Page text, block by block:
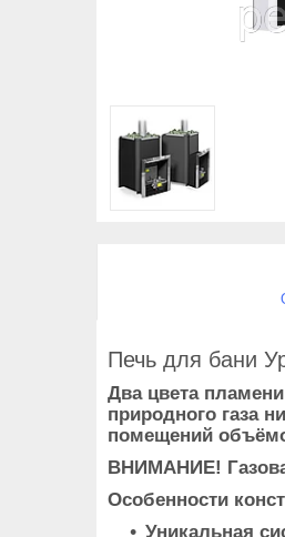
Печь для бани
Два цвета
природного газа
помещений
ВНИМАНИЕ!
Особенности
Уникальная